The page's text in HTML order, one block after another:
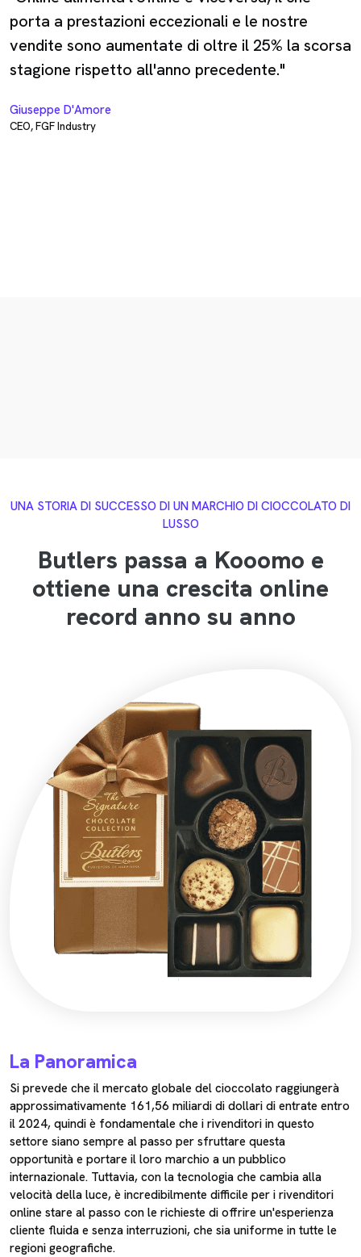
porta a prestazioni eccezionali e le nostre
vendite sono aumentate di oltre il 25% la scorsa
stagione rispetto all'anno precedente."
Giuseppe D'Amore
CEO, FGF Industry
UNA STORIA DI SUCCESSO DI UN MARCHIO DI CIOCCOLATO DI
LUSSO
Butlers passa a Kooomo e
ottiene una crescita online
record anno su anno
La Panoramica
Si prevede che il mercato globale del cioccolato raggiungerà
approssimativamente 161,56 miliardi di dollari di entrate entro
il 2024, quindi è fondamentale che i rivenditori in questo
settore siano sempre al passo per sfruttare questa
opportunità e portare il loro marchio a un pubblico
internazionale. Tuttavia, con la tecnologia che cambia alla
velocità della luce, è incredibilmente difficile per i rivenditori
online stare al passo con le richieste di offrire un'esperienza
cliente fluida e senza interruzioni, che sia uniforme in tutte le
regioni geografiche.